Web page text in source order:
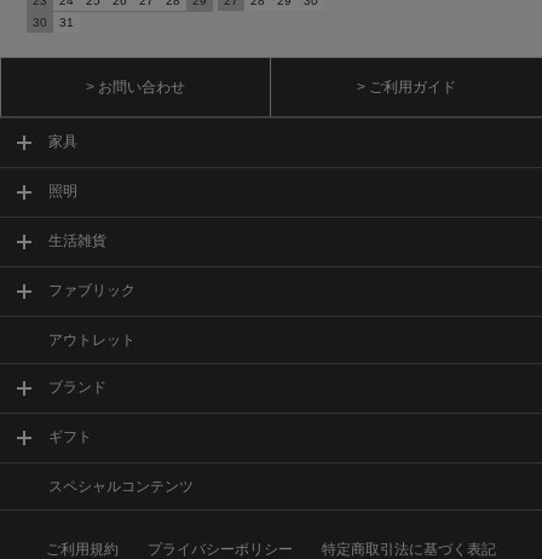
30
31
> お問い合わせ > ご利用ガイド
家具
照明
生活雑貨
ファブリック
アウトレット
ブランド
ギフト
スペシャルコンテンツ
ご利用規約 プライバシーポリシー 特定商取引法に基づく表記